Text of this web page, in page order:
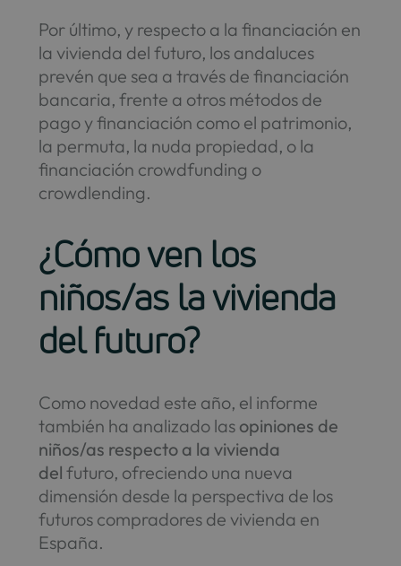
Por último, y respecto a la financiación en
la vivienda del futuro, los andaluces
prevén que sea a través de financiación
bancaria, frente a otros métodos de
pago y financiación como el patrimonio,
la permuta, la nuda propiedad, o la
financiación crowdfunding o
crowdlending.
¿Cómo ven los
niños/as la vivienda
del futuro?
Como novedad este año, el informe
también ha analizado las opiniones de
niños/as respecto a la vivienda
del futuro, ofreciendo una nueva
dimensión desde la perspectiva de los
futuros compradores de vivienda en
España.